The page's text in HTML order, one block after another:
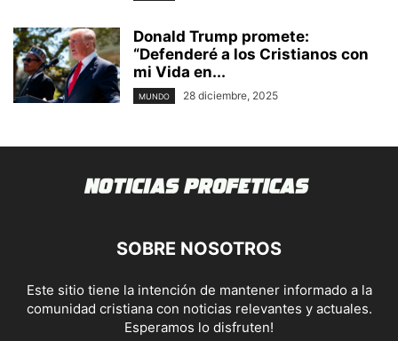
Donald Trump promete:
“Defenderé a los Cristianos con
mi Vida en...
MUNDO 28 diciembre, 2025
SOBRE NOSOTROS
Este sitio tiene la intención de mantener informado a la
comunidad cristiana con noticias relevantes y actuales.
Esperamos lo disfruten!